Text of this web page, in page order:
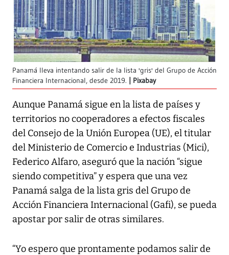
Panamá lleva intentando salir de la lista 'gris' del Grupo de Acción
Financiera Internacional, desde 2019.
Pixabay
Aunque Panamá sigue en la lista de países y
territorios no cooperadores a efectos fiscales
del Consejo de la Unión Europea (UE), el titular
del Ministerio de Comercio e Industrias (Mici),
Federico Alfaro, aseguró que la nación “sigue
siendo competitiva” y espera que una vez
Panamá salga de la lista gris del Grupo de
Acción Financiera Internacional (Gafi), se pueda
apostar por salir de otras similares.
“Yo espero que prontamente podamos salir de